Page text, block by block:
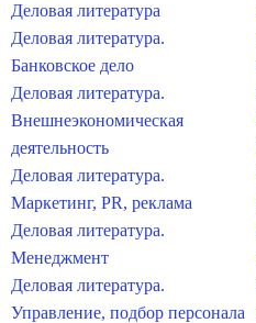
Деловая литература
Деловая литература.
Банковское дело
Деловая литература.
Внешнеэкономическая
деятельность
Деловая литература.
Маркетинг, PR, реклама
Деловая литература.
Менеджмент
Деловая литература.
Управление, подбор персонала